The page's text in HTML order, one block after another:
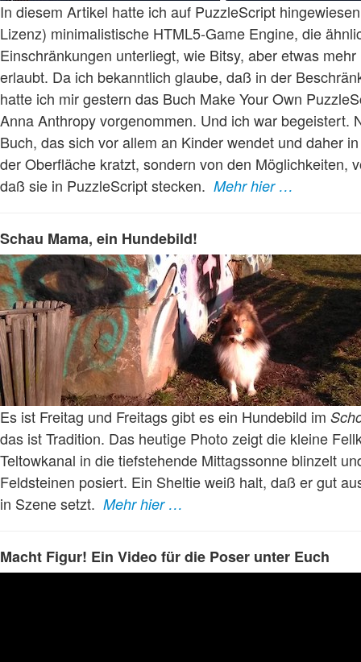
In diesem Artikel hatte ich auf PuzzleScript
Lizenz) minimalistische HTML5-Game Engine, die
Einschränkungen unterliegt, wie Bitsy, aber etwas
erlaubt. Da ich bekanntlich glaube, daß in der
hatte ich mir gestern das Buch Make Your Own
Anna Anthropy vorgenommen. Und ich war begeistert.
Buch, das sich vor allem an Kinder wendet und daher
der Oberfläche kratzt, sondern von den Möglichkeiten,
daß sie in PuzzleScript stecken. Mehr hier …
Schau Mama, ein Hundebild!
Es ist Freitag und Freitags gibt es ein Hundebild im
das ist Tradition. Das heutige Photo zeigt die kleine
Teltowkanal in die tiefstehende Mittagssonne blinzelt
Feldsteinen posiert. Ein Sheltie weiß halt, daß er gut
in Szene setzt. Mehr hier …
Macht Figur! Ein Video für die Poser unter Euch